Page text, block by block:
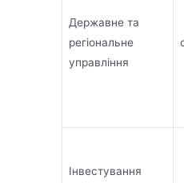
Державне та
регіональне
управління
Інвестування